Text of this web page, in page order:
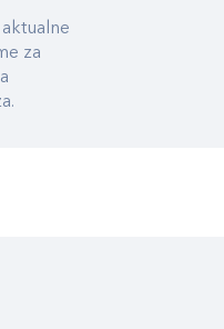
za